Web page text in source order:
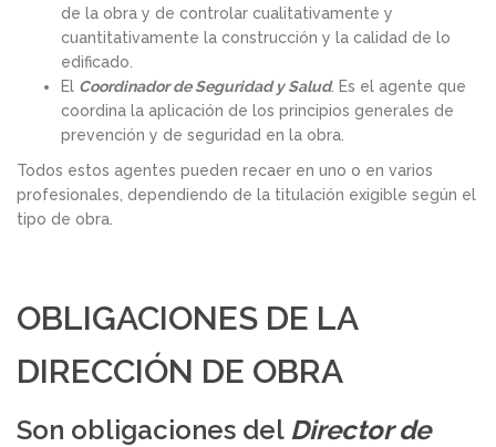
de la obra y de controlar cualitativamente y
cuantitativamente la construcción y la calidad de lo
edificado.
El Coordinador de Seguridad y Salud. Es el agente que
coordina la aplicación de los principios generales de
prevención y de seguridad en la obra.
Todos estos agentes pueden recaer en uno o en varios
profesionales, dependiendo de la titulación exigible según el
tipo de obra.
OBLIGACIONES DE LA
DIRECCIÓN DE OBRA
Son obligaciones del Director de